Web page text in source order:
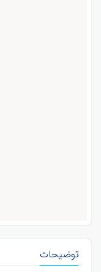
توضیحات